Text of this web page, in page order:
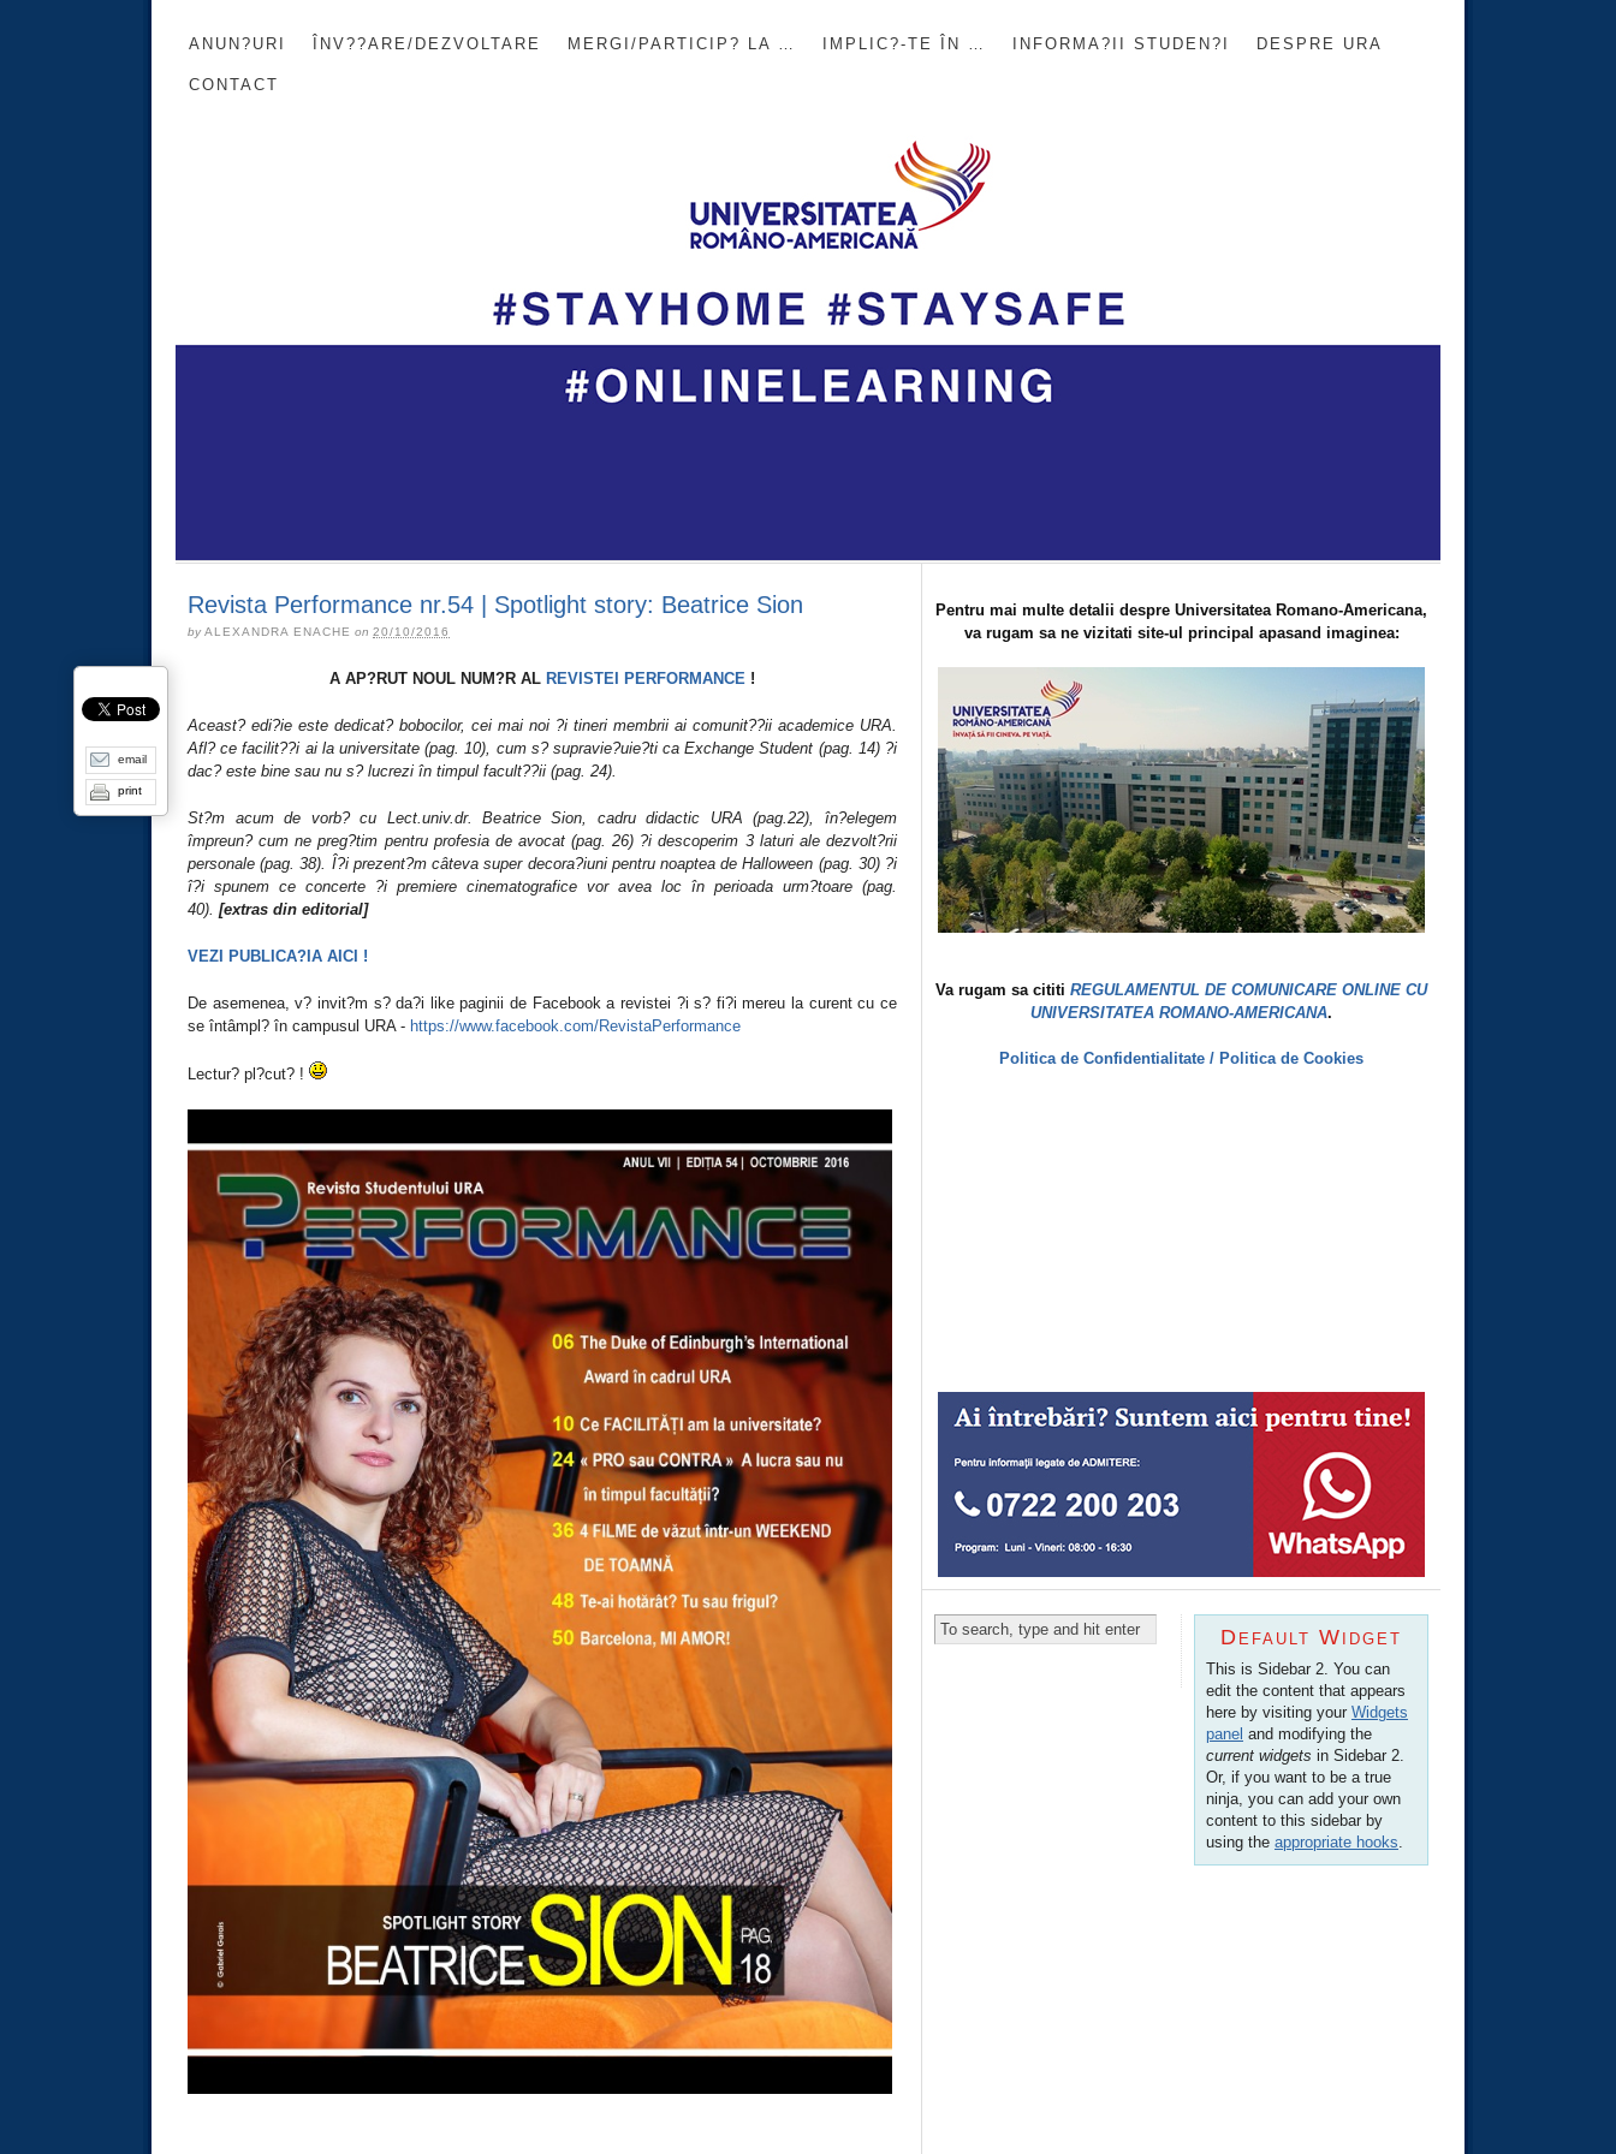
ANUN?URI ÎNV??ARE/DEZVOLTARE MERGI/PARTICIP? LA … IMPLIC?-TE ÎN … INFORMA?II STUDEN?I DESPRE URA
CONTACT
Revista Performance nr.54 | Spotlight story: Beatrice Sion
byALEXANDRA ENACHE on 20/10/2016
A AP?RUT NOUL NUM?R AL REVISTEI PERFORMANCE !
Aceast? edi?ie este dedicat? bobocilor, cei mai noi ?i tineri membrii ai comunit??ii academice URA.
Afl? ce facilit??i ai la universitate (pag. 10), cum s? supravie?uie?ti ca Exchange Student (pag. 14) ?i
dac? este bine sau nu s? lucrezi în timpul facult??ii (pag. 24).
St?m acum de vorb? cu Lect.univ.dr. Beatrice Sion, cadru didactic URA (pag.22), în?elegem
împreun? cum ne preg?tim pentru profesia de avocat (pag. 26) ?i descoperim 3 laturi ale dezvolt?rii
personale (pag. 38). Î?i prezent?m câteva super decora?iuni pentru noaptea de Halloween (pag. 30) ?i
î?i spunem ce concerte ?i premiere cinematografice vor avea loc în perioada urm?toare (pag.
40). [extras din editorial]
VEZI PUBLICA?IA AICI !
De asemenea, v? invit?m s? da?i like paginii de Facebook a revistei ?i s? fi?i mereu la curent cu ce
se întâmpl? în campusul URA - https://www.facebook.com/RevistaPerformance
Lectur? pl?cut? !
Pentru mai multe detalii despre Universitatea Romano-Americana,
va rugam sa ne vizitati site-ul principal apasand imaginea:
Va rugam sa cititi REGULAMENTUL DE COMUNICARE ONLINE CU
UNIVERSITATEA ROMANO-AMERICANA.
Politica de Confidentialitate / Politica de Cookies
Default Widget
This is Sidebar 2. You can
edit the content that appears
here by visiting your Widgets
panel and modifying the
current widgets in Sidebar 2.
Or, if you want to be a true
ninja, you can add your own
content to this sidebar by
using the appropriate hooks
email
print